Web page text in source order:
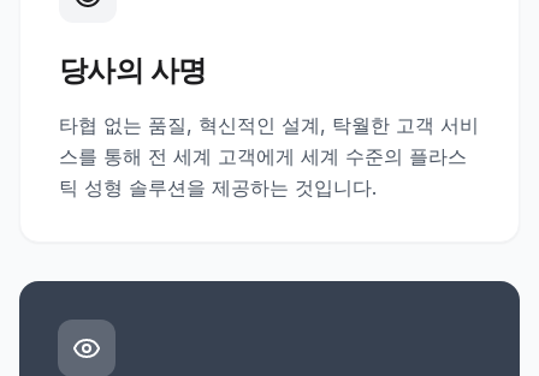
당사의 사명
타협 없는 품질, 혁신적인 설계, 탁월한 고객 서비
스를 통해 전 세계 고객에게 세계 수준의 플라스
틱 성형 솔루션을 제공하는 것입니다.